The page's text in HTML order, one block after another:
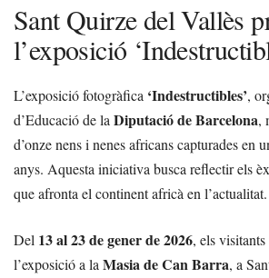
Sant Quirze del Vallès
l’exposició
L’exposició fotogràfica ‘Indestructibles’,
d’Educació de la Diputació de Barcelona,
d’onze nens i nenes africans capturades en
anys. Aquesta iniciativa busca reflectir els
que afronta el continent africà en l’actualitat.
Del 13 al 23 de gener de 2026, els
l’exposició a la Masia de Can Barra, a